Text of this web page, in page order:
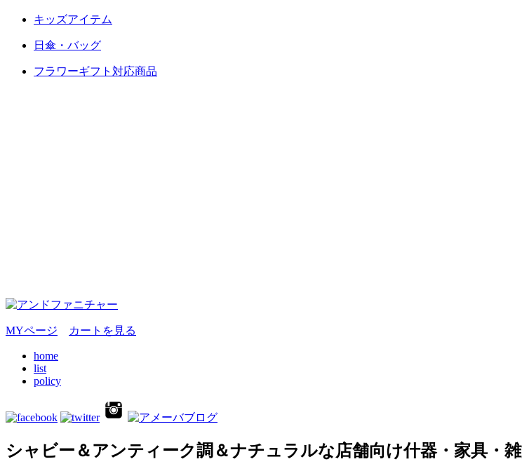
キッズアイテム
日傘・バッグ
フラワーギフト対応商品
MYページ カートを見る
home
list
policy
シャビー＆アンティーク調＆ナチュラルな店舗向け什器・家具・